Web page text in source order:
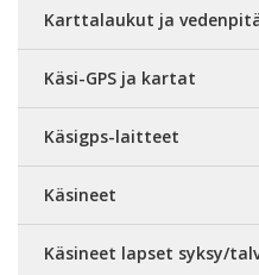
Karttalaukut ja
Käsi-GPS ja kartat
Käsigps-laitteet
Käsineet
Käsineet lapset syksy/